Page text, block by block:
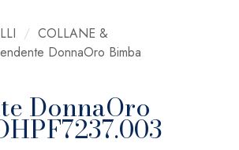
/ COLLANE &
DonnaOro Bimba
DonnaOro